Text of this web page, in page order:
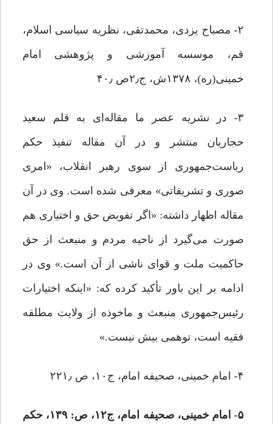
۲- مصباح یزدی، محمدتقی، نظریه سیاسی اسلام،
قم، موسسه آموزشی و پژوهشی امام
خمینی(ره)، ۱۳۷۸ش، ج۲٫ص ۴۰٫
۳- در نشریه عصر ما مقاله‌ای به قلم سعید
حجاریان منتشر و در آن مقاله تنفیذ حکم
ریاست‌جمهوری از سوی رهبر انقلاب، «امری
صوری و تشریفاتی» معرفی شده است. وی در آن
مقاله اظهار داشته: «اگر تفویض حق و اختیاری هم
صورت می‌گیرد از ناحیه مردم و منبعث از حق
حاکمیت ملت و قوای ناشی از آن است.» وی در
ادامه بر این باور تأکید کرده که: «اینکه اختیارات
رئیس‌جمهوری منبعث و ماخوذه از ولایت مطلقه
فقیه است، توهمی بیش نیست.»
۴- امام خمینی، صحیفه امام، ج‏۱۰، ص ۲۲۱٫
۵- امام خمینی، صحیفه امام، ج‏۱۲، ص: ۱۳۹، حکم